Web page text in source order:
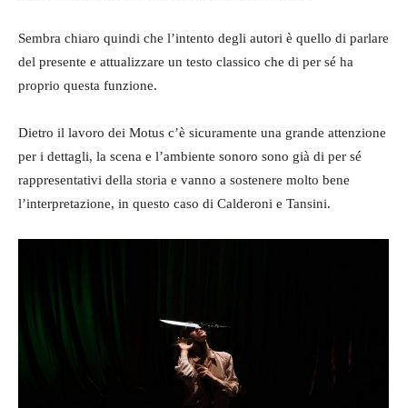
Sembra chiaro quindi che l’intento degli autori è quello di parlare
del presente e attualizzare un testo classico che di per sé ha
proprio questa funzione.
Dietro il lavoro dei Motus c’è sicuramente una grande attenzione
per i dettagli, la scena e l’ambiente sonoro sono già di per sé
rappresentativi della storia e vanno a sostenere molto bene
l’interpretazione, in questo caso di Calderoni e Tansini.